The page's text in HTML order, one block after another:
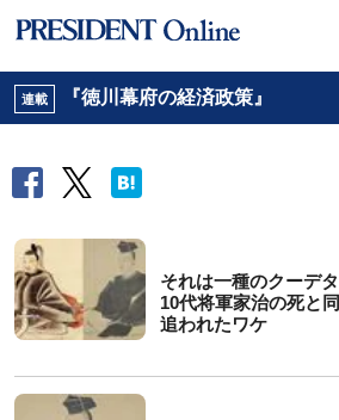
連載 『徳川幕府の経済政策』
それは一種のクーデ
10代将軍家治の死と
追われたワケ